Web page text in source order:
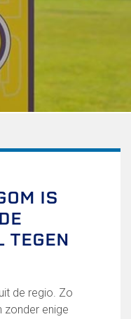
IS
TEGEN
de regio. Zo
zonder enige